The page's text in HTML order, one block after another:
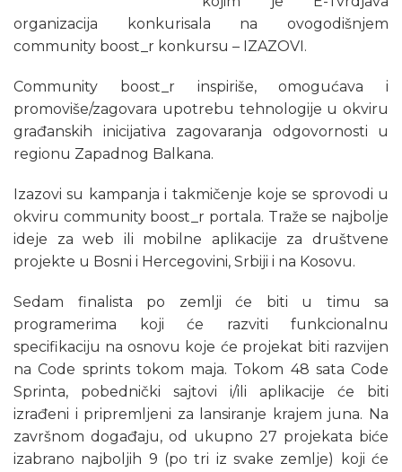
organizacija konkurisala na ovogodišnjem
community boost_r konkursu – IZAZOVI.
Community boost_r inspiriše, omogućava i
promoviše/zagovara upotrebu tehnologije u okviru
građanskih inicijativa zagovaranja odgovornosti u
regionu Zapadnog Balkana.
Izazovi su kampanja i takmičenje koje se sprovodi u
okviru community boost_r portala. Traže se najbolje
ideje za web ili mobilne aplikacije za društvene
projekte u Bosni i Hercegovini, Srbiji i na Kosovu.
Sedam finalista po zemlji će biti u timu sa
programerima koji će razviti funkcionalnu
specifikaciju na osnovu koje će projekat biti razvijen
na Code sprints tokom maja. Tokom 48 sata Code
Sprinta, pobednički sajtovi i/ili aplikacije će biti
izrađeni i pripremljeni za lansiranje krajem juna. Na
završnom događaju, od ukupno 27 projekata biće
izabrano najboljih 9 (po tri iz svake zemlje) koji će